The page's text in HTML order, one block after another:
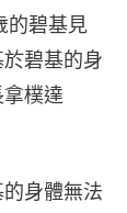
的碧基見
碧基的身
樸達
身體無法